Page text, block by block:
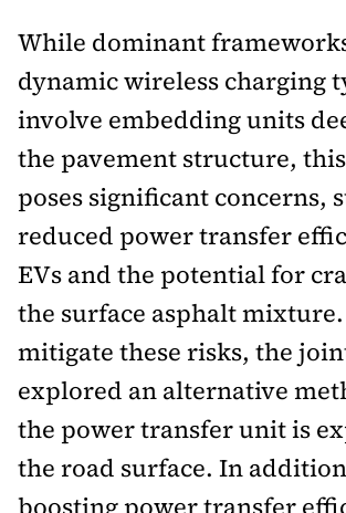
While dominant
dynamic wireless charging
involve embedding units
the pavement structure,
poses significant concerns,
reduced power transfer
EVs and the potential for
the surface asphalt mixture.
mitigate these risks, the
explored an alternative
the power transfer unit is
the road surface. In